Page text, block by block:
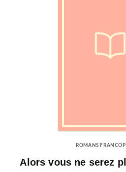
ROMANS
Alors vous ne serez